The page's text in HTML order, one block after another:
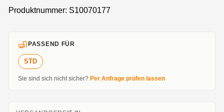
Produktnummer: S10070177
PASSEND FÜR
STD
Sie sind sich nicht sicher? Per Anfrage prüfen lassen